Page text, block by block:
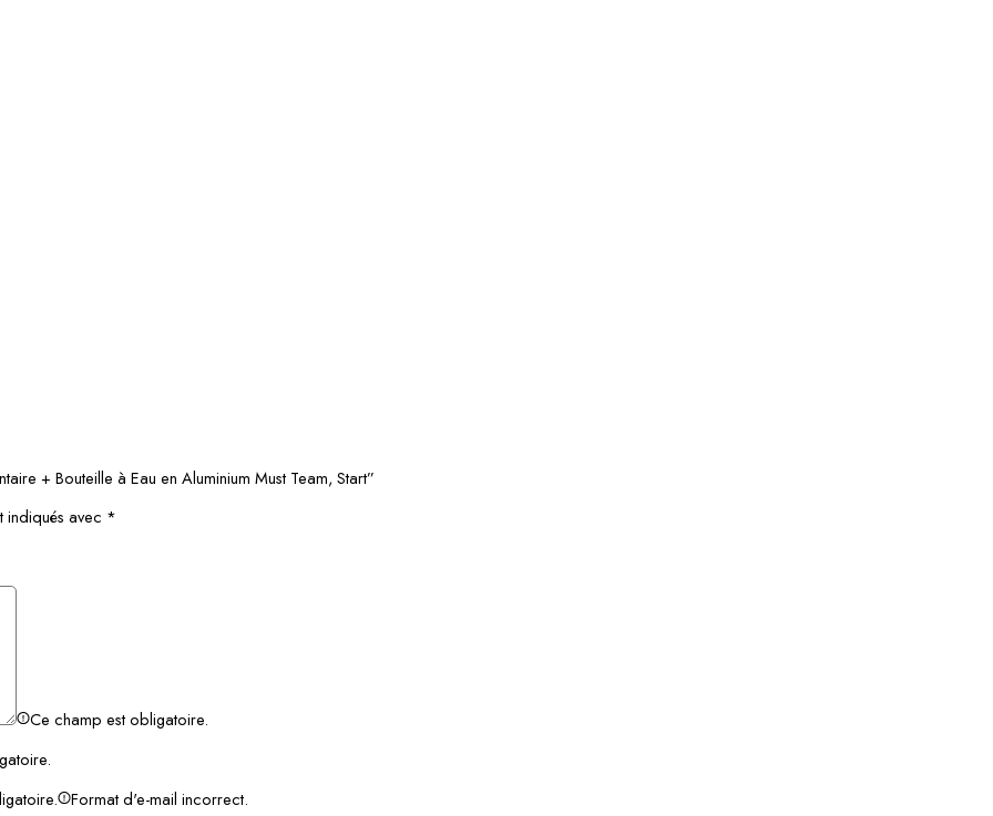
+ Bouteille à Eau en Aluminium Must Team, Start”
indiqués avec *
Ce champ est obligatoire.
Format d'e-mail incorrect.